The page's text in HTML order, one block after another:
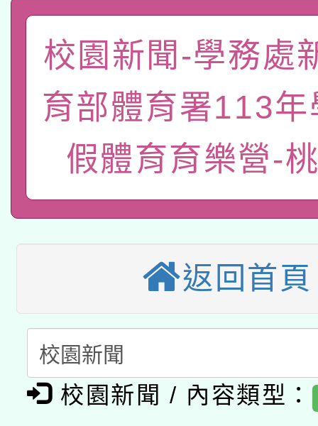
一案。
答一案
有關本府115年70歲以
人員健康講座「吃得安
心」，鼓勵退休同仁踴
本校115學年度第2次
招甄選結果公告(無人
招)
適應運動共學行動站研
本館辦理115年度閱讀
暨閱讀推動專業研習
科技賦能─人工智慧
礎課程
本校115學年度第1次
第3次招考甄選結果公
本校115學年度第2次
有關原住民族委員會
公告之原住民族歲時祭
一案。
兒童少年暑期犯罪預防
答一案
有關本府115年70歲以
人員健康講座「吃得安
本校115學年度第2次
校園新聞-學務處
育部體育署113
假體育育樂營-
返回首頁
校園新聞 / 內容類型：